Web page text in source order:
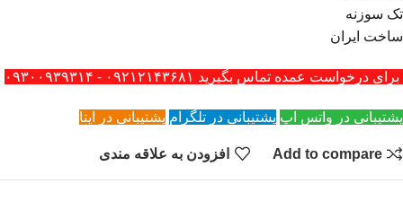
تک سوزنه
ساخت ایران
برای درخواست عمده تماس بگیرید ۰۹۲۱۲۱۴۳۶۸۱ - ۰۹۳۰۰۹۳۹۳۱۴
پشتیبانی در واتس اپ پشتیبانی در تلگرام پشتیبانی در ایتا
Add to compare افزودن به علاقه مندی